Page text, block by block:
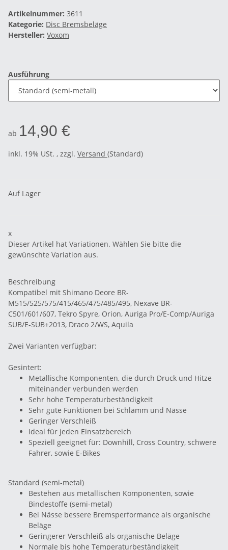
Artikelnummer: 3611
Kategorie: Disc Bremsbeläge
Hersteller: Voxom
Ausführung
ab 14,90 €
inkl. 19% USt. , zzgl. Versand (Standard)
Auf Lager
x
Dieser Artikel hat Variationen. Wählen Sie bitte die
gewünschte Variation aus.
Beschreibung
Kompatibel mit Shimano Deore BR-
M515/525/575/415/465/475/485/495, Nexave BR-
C501/601/607, Tekro Spyre, Orion, Auriga Pro/E-Comp/Auriga
SUB/E-SUB+2013, Draco 2/WS, Aquila
Zwei Varianten verfügbar:
Gesintert:
Metallische Komponenten, die durch Druck und Hitze
miteinander verbunden werden
Sehr hohe Temperaturbeständigkeit
Sehr gute Funktionen bei Schlamm und Nässe
Geringer Verschleiß
Ideal für jeden Einsatzbereich
Speziell geeignet für: Downhill, Cross Country, schwere
Fahrer, sowie E-Bikes
Standard (semi-metal)
Bestehen aus metallischen Komponenten, sowie
Bindestoffe (semi-metal)
Bei Nässe bessere Bremsperformance als organische
Beläge
Geringerer Verschleiß als organische Beläge
Normale bis hohe Temperaturbeständigkeit